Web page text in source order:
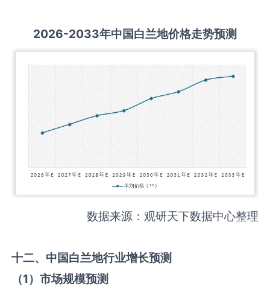
2026-2033年中国白兰地价格走势预测
数据来源：观研天下数据中心整理
十二、中国白兰地行业增长预测
（1）市场规模预测